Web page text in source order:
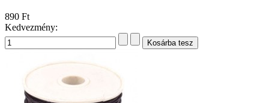
890 Ft
Kedvezmény: